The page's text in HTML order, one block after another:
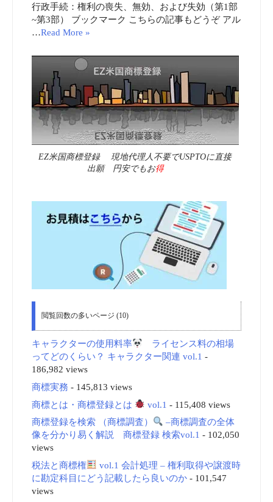
行政手続：権利の喪失、無効、および失効（第1部
~第3部） ブックマーク こちらの記事もどうぞ アル
…Read More »
EZ米国商標登録 現地代理人不要でUSPTOに直接
出願 円安でもお得
閲覧回数の多いページ (10)
キャラクターの使用料率
ライセンス料の相場
ってどのくらい？ キャラクター関連 vol.1 -
186,982 views
商標実務 - 145,813 views
商標とは・商標登録とは
vol.1 - 115,408 views
商標登録を検索 （商標調査）
–商標調査の全体
像を分かり易く解説 商標登録 検索vol.1 - 102,050
views
税法と商標権
vol.1 会計処理 – 権利取得や譲渡時
に勘定科目にどう記載したら良いのか- 101,547
views